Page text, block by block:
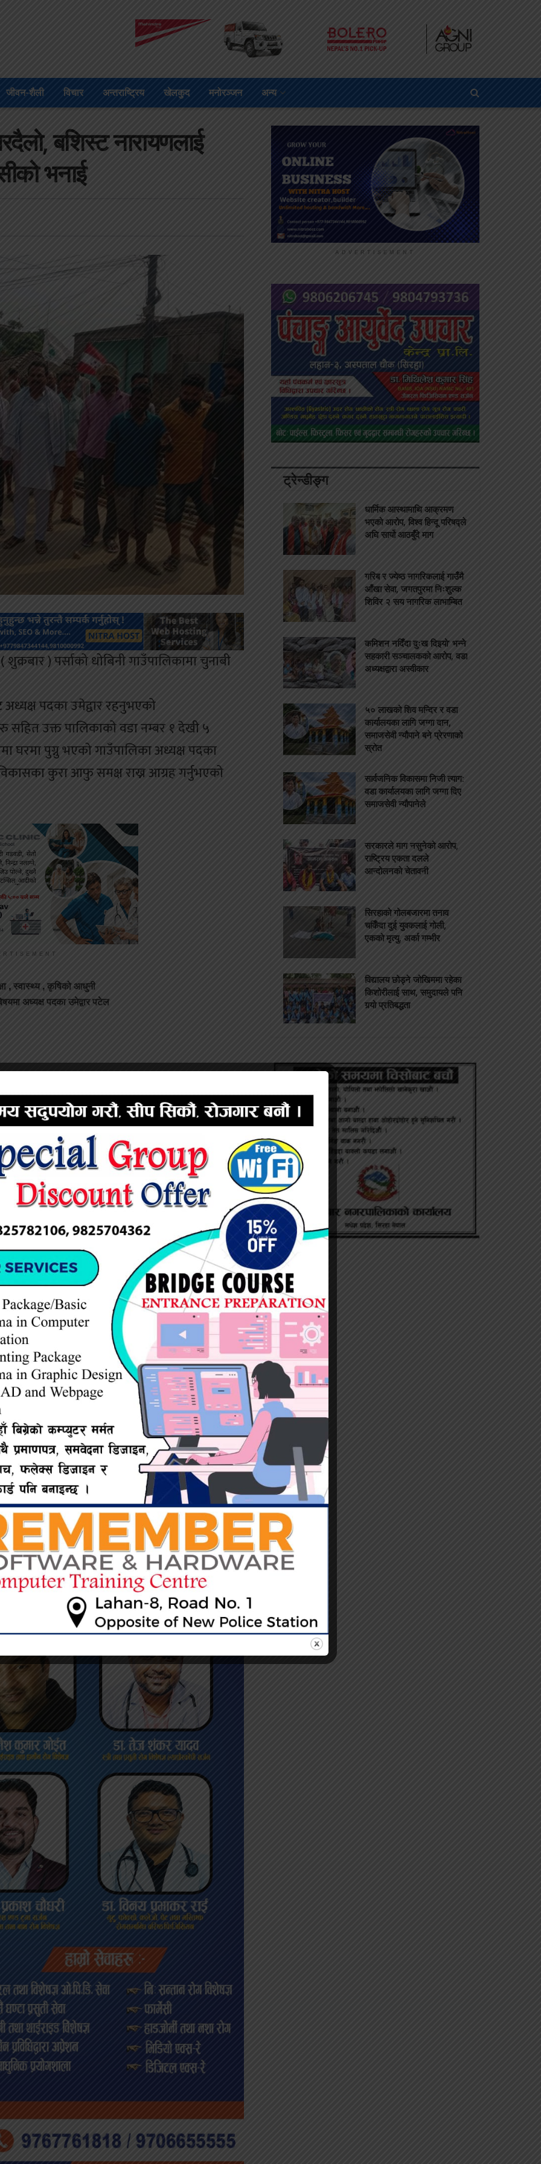
जीवन-शैली विचार अन्तराष्ट्रिय खेलकुद मनोरञ्जन अन्य
बशिस्ट नारायणलाई
भनाई
) पर्साको धोबिनी गाउँपालिकामा चुनाबी
पदका उमेद्वार रहनुभएको
उक्त पालिकाको वडा नम्बर १ देखी ५
घरमा पुग्नु भएको गाउँपालिका अध्यक्ष पदका
कुरा आफु समक्ष राख्न आग्रह गर्नुभएको
, स्वास्थ्य , कृषिको आधुनी
अध्यक्ष पदका उमेद्वार पटेल
ADVERTISEMENT
ट्रेन्डीङ्ग
धार्मिक आस्थामाथि आक्रमण
भएको आरोप, विश्व हिन्दू परिषद्ले
अघि सार्यो आठबुँदे माग
गरिब र ज्येष्ठ नागरिकलाई गाउँमै
आँखा सेवा, जगतपुरमा निःशुल्क
शिविर २ सय नागरिक लाभाम्बित
कमिशन नदिँदा दुःख दिइयो’ भन्ने
सहकारी सञ्चालकको आरोप, वडा
अध्यक्षद्वारा अस्वीकार
५० लाखको शिव मन्दिर र वडा
कार्यालयका लागि जग्गा दान,
समाजसेवी न्यौपाने बने प्रेरणाको
स्रोत
सार्वजनिक विकासमा निजी त्याग:
वडा कार्यालयका लागि जग्गा दिए
समाजसेवी न्यौपानेले
सरकारले माग नसुनेको आरोप,
राष्ट्रिय एकता दलले
आन्दोलनको चेतावनी
सिरहाको गोलबजारमा तनाव
चर्किँदा दुई युवकलाई गोली,
एकको मृत्यु, अर्का गम्भीर
विद्यालय छोड्ने जोखिममा रहेका
किशोरीलाई साथ, समुदायले पनि
गर्‍यो प्रतिबद्धता